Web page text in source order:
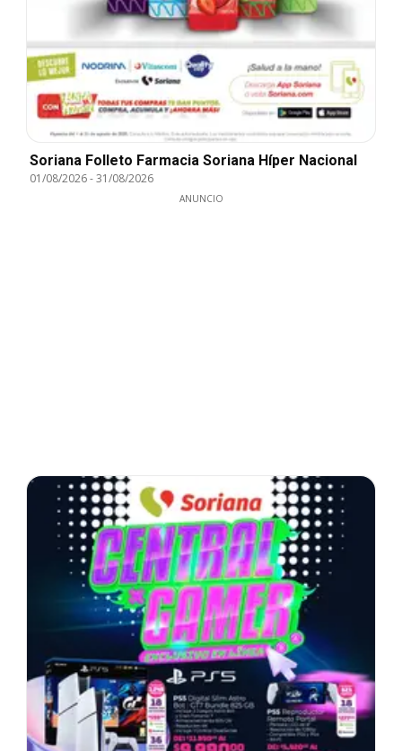
Soriana Folleto Farmacia Soriana Híper Nacional
01/08/2026-31/08/2026
ANUNCIO